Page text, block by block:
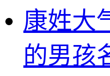
康姓大
的男孩